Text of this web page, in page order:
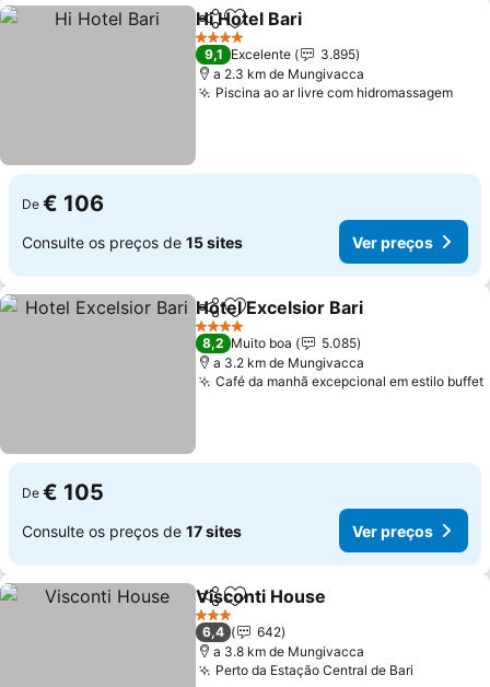
PartilharAdicionar aos favoritos
Hi Hotel Bari
4 Estrelas
9,1 Excelente
3.895
a 2.3 km de Mungivacca
Piscina ao ar livre com hidromassagemVer
De € 106
Consulte os preços de 15 sites Ver preços
PartilharAdicionar aos favoritos
Hotel Excelsior Bari
4 Estrelas
8,2 Muito boa
5.085
a 3.2 km de Mungivacca
Café da manhã excepcional em estilo buffet
De € 105
Consulte os preços de 17 sites Ver preços
PartilharAdicionar aos favoritos
Visconti House
3 Estrelas
6,4
642
a 3.8 km de Mungivacca
Perto da Estação Central de Bari